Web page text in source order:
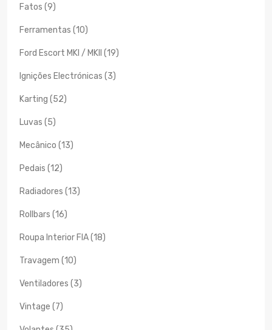
Fatos (9)
Ferramentas (10)
Ford Escort MKI / MKII (19)
Ignições Electrónicas (3)
Karting (52)
Luvas (5)
Mecânico (13)
Pedais (12)
Radiadores (13)
Rollbars (16)
Roupa Interior FIA (18)
Travagem (10)
Ventiladores (3)
Vintage (7)